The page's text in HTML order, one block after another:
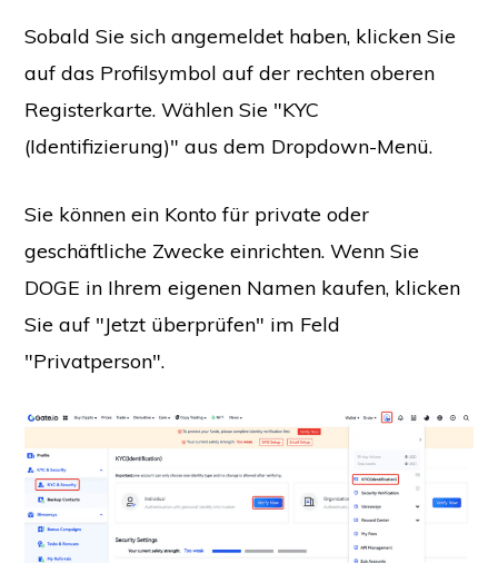
Sobald Sie sich angemeldet haben, klicken Sie
auf das Profilsymbol auf der rechten oberen
Registerkarte. Wählen Sie "KYC
(Identifizierung)" aus dem Dropdown-Menü.
Sie können ein Konto für private oder
geschäftliche Zwecke einrichten. Wenn Sie
DOGE in Ihrem eigenen Namen kaufen, klicken
Sie auf "Jetzt überprüfen" im Feld
"Privatperson".